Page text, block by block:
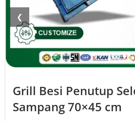
❮
Grill Besi Penutup
Sampang 70×45 cm